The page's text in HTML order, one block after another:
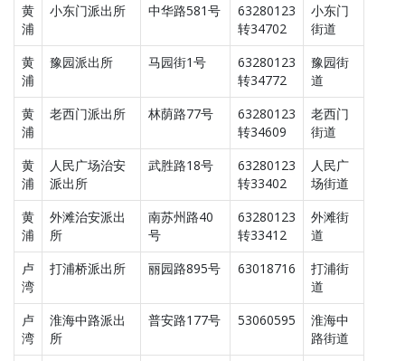
黄
浦
小东门派出所 中华路581号
63280123
转34702
小东门
街道
黄
浦
豫园派出所 马园街1号
63280123
转34772
豫园街
道
黄
浦
老西门派出所 林荫路77号
63280123
转34609
老西门
街道
黄
浦
人民广场治安
派出所
武胜路18号
63280123
转33402
人民广
场街道
黄
浦
外滩治安派出
所
南苏州路40
号
63280123
转33412
外滩街
道
卢
湾
打浦桥派出所 丽园路895号 63018716
打浦街
道
卢
湾
淮海中路派出
所
普安路177号 53060595
淮海中
路街道